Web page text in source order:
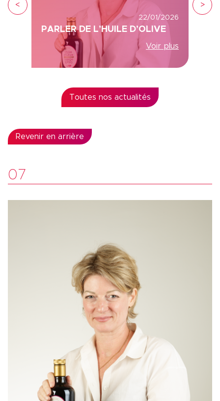
22/01/2026
PARLER DE L’HUILE D’OLIVE
Voir plus
< >
Toutes nos actualités
Revenir en arrière
07